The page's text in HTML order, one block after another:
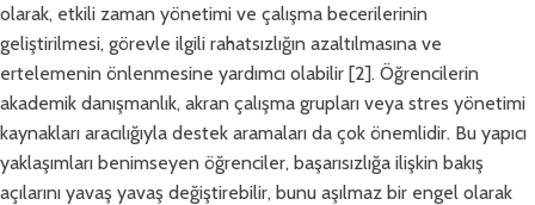
olarak, etkili zaman yönetimi ve çalışma becerilerinin
geliştirilmesi, görevle ilgili rahatsızlığın azaltılmasına ve
ertelemenin önlenmesine yardımcı olabilir [2]. Öğrencilerin
akademik danışmanlık, akran çalışma grupları veya stres yönetimi
kaynakları aracılığıyla destek aramaları da çok önemlidir. Bu yapıcı
yaklaşımları benimseyen öğrenciler, başarısızlığa ilişkin bakış
açılarını yavaş yavaş değiştirebilir, bunu aşılmaz bir engel olarak